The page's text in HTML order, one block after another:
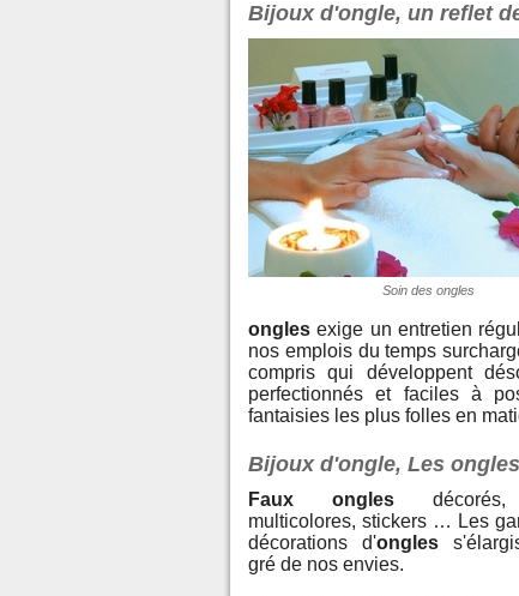
Bijoux d'ongle, un reflet
Soin des ongles
ongles exige un entretien
nos emplois du temps
compris qui développent
perfectionnés et faciles à
fantaisies les plus folles en
Bijoux d'ongle, Les
Faux ongles décorés,
multicolores, stickers … Les
décorations d'ongles
gré de nos envies.